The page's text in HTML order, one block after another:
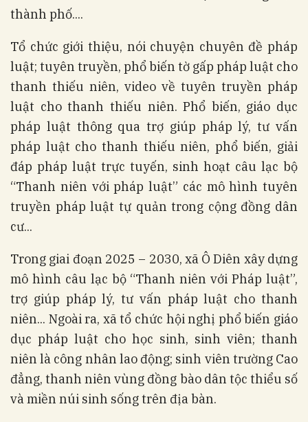
thành phố....
Tổ chức giới thiệu, nói chuyện chuyên đề pháp
luật; tuyên truyền, phổ biến tờ gấp pháp luật cho
thanh thiếu niên, video về tuyên truyền pháp
luật cho thanh thiếu niên. Phổ biến, giáo dục
pháp luật thông qua trợ giúp pháp lý, tư vấn
pháp luật cho thanh thiếu niên, phổ biến, giải
đáp pháp luật trực tuyến, sinh hoạt câu lạc bộ
“Thanh niên với pháp luật” các mô hình tuyên
truyền pháp luật tự quản trong cộng đồng dân
cư...
Trong giai đoạn 2025 – 2030, xã Ô Diên xây dựng
mô hình câu lạc bộ “Thanh niên với Pháp luật”,
trợ giúp pháp lý, tư vấn pháp luật cho thanh
niên... Ngoài ra, xã tổ chức hội nghị phổ biến giáo
dục pháp luật cho học sinh, sinh viên; thanh
niên là công nhân lao động; sinh viên trường Cao
đẳng, thanh niên vùng đồng bào dân tộc thiểu số
và miền núi sinh sống trên địa bàn.